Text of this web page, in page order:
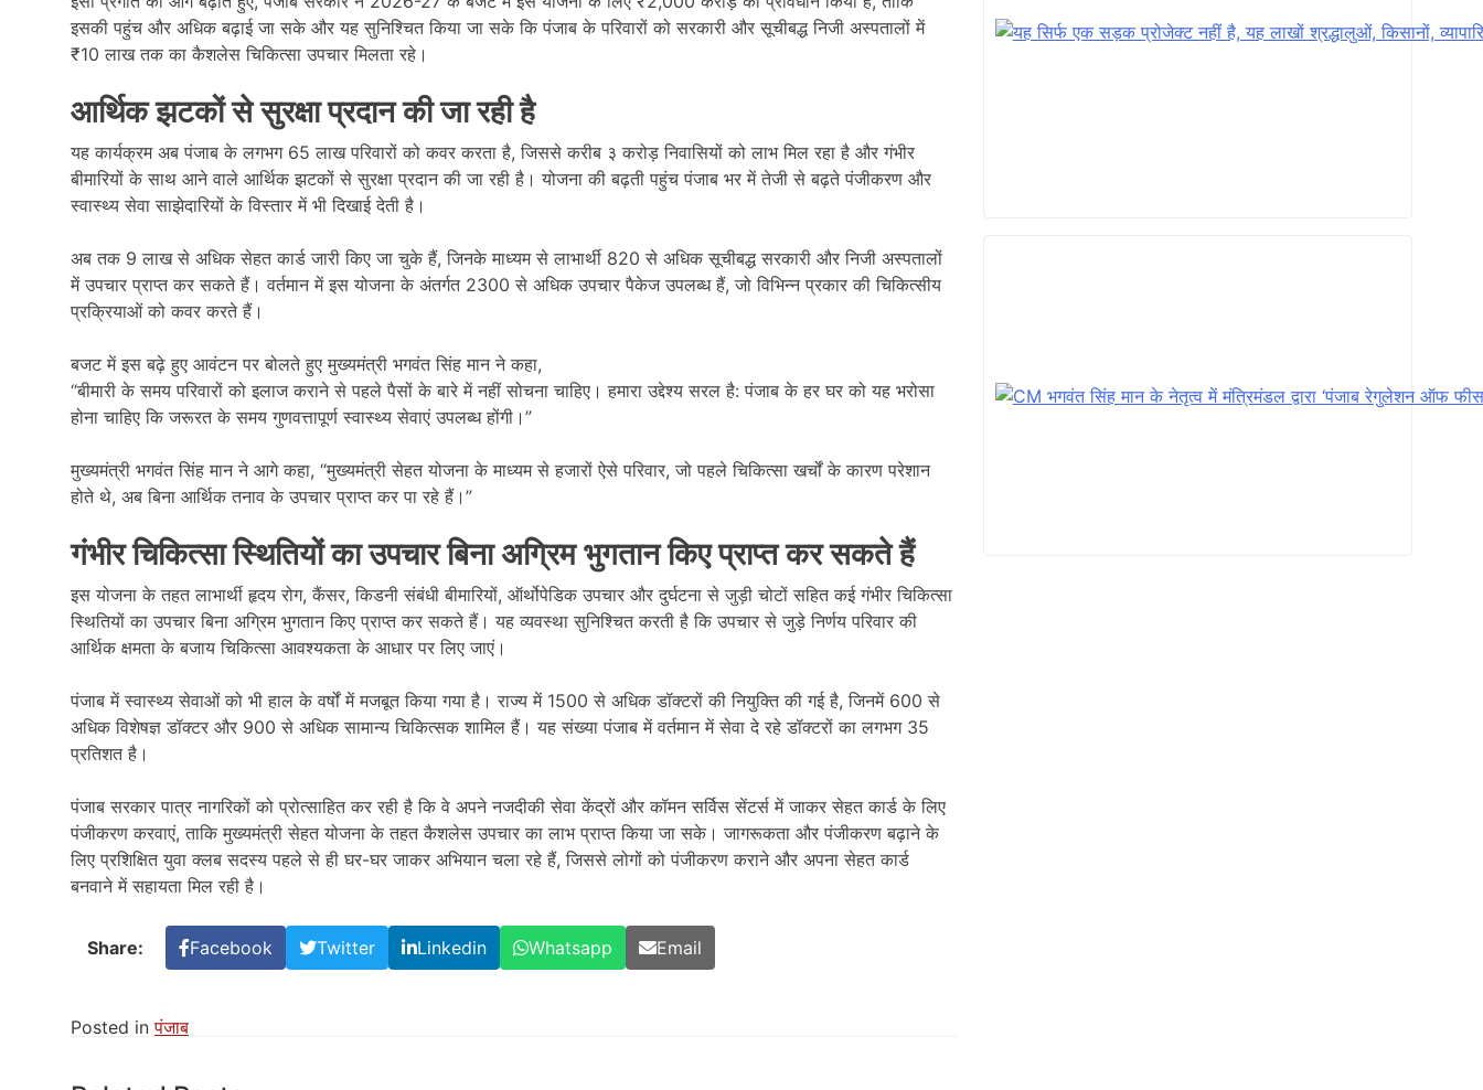
इसकी पहुंच और अधिक बढ़ाई जा सके और यह सुनिश्चित किया जा सके कि पंजाब के परिवारों को सरकारी और सूचीबद्ध निजी अस्पतालों में
₹10 लाख तक का कैशलेस चिकित्सा उपचार मिलता रहे।
आर्थिक झटकों से सुरक्षा प्रदान की जा रही है
यह कार्यक्रम अब पंजाब के लगभग 65 लाख परिवारों को कवर करता है, जिससे करीब ३ करोड़ निवासियों को लाभ मिल रहा है और गंभीर
बीमारियों के साथ आने वाले आर्थिक झटकों से सुरक्षा प्रदान की जा रही है। योजना की बढ़ती पहुंच पंजाब भर में तेजी से बढ़ते पंजीकरण और
स्वास्थ्य सेवा साझेदारियों के विस्तार में भी दिखाई देती है।
अब तक 9 लाख से अधिक सेहत कार्ड जारी किए जा चुके हैं, जिनके माध्यम से लाभार्थी 820 से अधिक सूचीबद्ध सरकारी और निजी अस्पतालों
में उपचार प्राप्त कर सकते हैं। वर्तमान में इस योजना के अंतर्गत 2300 से अधिक उपचार पैकेज उपलब्ध हैं, जो विभिन्न प्रकार की चिकित्सीय
प्रक्रियाओं को कवर करते हैं।
बजट में इस बढ़े हुए आवंटन पर बोलते हुए मुख्यमंत्री भगवंत सिंह मान ने कहा,
“बीमारी के समय परिवारों को इलाज कराने से पहले पैसों के बारे में नहीं सोचना चाहिए। हमारा उद्देश्य सरल है: पंजाब के हर घर को यह भरोसा
होना चाहिए कि जरूरत के समय गुणवत्तापूर्ण स्वास्थ्य सेवाएं उपलब्ध होंगी।”
मुख्यमंत्री भगवंत सिंह मान ने आगे कहा, “मुख्यमंत्री सेहत योजना के माध्यम से हजारों ऐसे परिवार, जो पहले चिकित्सा खर्चों के कारण परेशान
होते थे, अब बिना आर्थिक तनाव के उपचार प्राप्त कर पा रहे हैं।”
गंभीर चिकित्सा स्थितियों का उपचार बिना अग्रिम भुगतान किए प्राप्त कर सकते हैं
इस योजना के तहत लाभार्थी हृदय रोग, कैंसर, किडनी संबंधी बीमारियों, ऑर्थोपेडिक उपचार और दुर्घटना से जुड़ी चोटों सहित कई गंभीर चिकित्सा
स्थितियों का उपचार बिना अग्रिम भुगतान किए प्राप्त कर सकते हैं। यह व्यवस्था सुनिश्चित करती है कि उपचार से जुड़े निर्णय परिवार की
आर्थिक क्षमता के बजाय चिकित्सा आवश्यकता के आधार पर लिए जाएं।
पंजाब में स्वास्थ्य सेवाओं को भी हाल के वर्षों में मजबूत किया गया है। राज्य में 1500 से अधिक डॉक्टरों की नियुक्ति की गई है, जिनमें 600 से
अधिक विशेषज्ञ डॉक्टर और 900 से अधिक सामान्य चिकित्सक शामिल हैं। यह संख्या पंजाब में वर्तमान में सेवा दे रहे डॉक्टरों का लगभग 35
प्रतिशत है।
पंजाब सरकार पात्र नागरिकों को प्रोत्साहित कर रही है कि वे अपने नजदीकी सेवा केंद्रों और कॉमन सर्विस सेंटर्स में जाकर सेहत कार्ड के लिए
पंजीकरण करवाएं, ताकि मुख्यमंत्री सेहत योजना के तहत कैशलेस उपचार का लाभ प्राप्त किया जा सके। जागरूकता और पंजीकरण बढ़ाने के
लिए प्रशिक्षित युवा क्लब सदस्य पहले से ही घर-घर जाकर अभियान चला रहे हैं, जिससे लोगों को पंजीकरण कराने और अपना सेहत कार्ड
बनवाने में सहायता मिल रही है।
Share: Facebook Twitter Linkedin Whatsapp Email
Posted inपंजाब